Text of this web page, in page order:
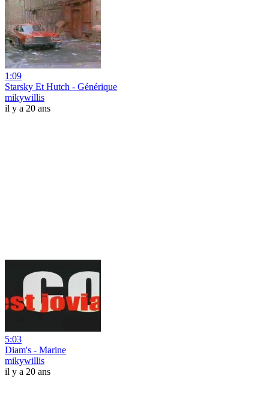
1:09
Starsky Et Hutch - Générique
mikywillis
il y a 20 ans
5:03
Diam's - Marine
mikywillis
il y a 20 ans